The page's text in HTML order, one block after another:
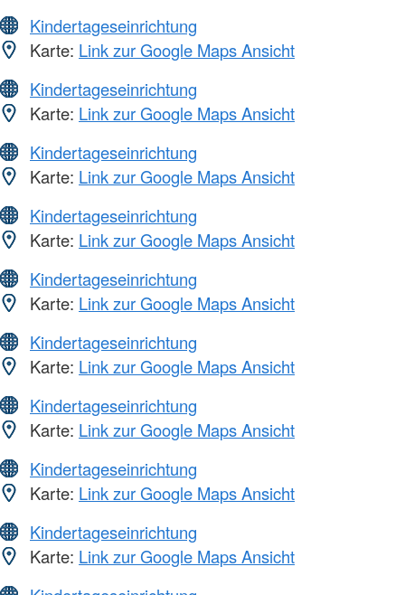
Kindertageseinrichtung
Karte: Link zur Google Maps Ansicht
Kindertageseinrichtung
Karte: Link zur Google Maps Ansicht
Kindertageseinrichtung
Karte: Link zur Google Maps Ansicht
Kindertageseinrichtung
Karte: Link zur Google Maps Ansicht
Kindertageseinrichtung
Karte: Link zur Google Maps Ansicht
Kindertageseinrichtung
Karte: Link zur Google Maps Ansicht
Kindertageseinrichtung
Karte: Link zur Google Maps Ansicht
Kindertageseinrichtung
Karte: Link zur Google Maps Ansicht
Kindertageseinrichtung
Karte: Link zur Google Maps Ansicht